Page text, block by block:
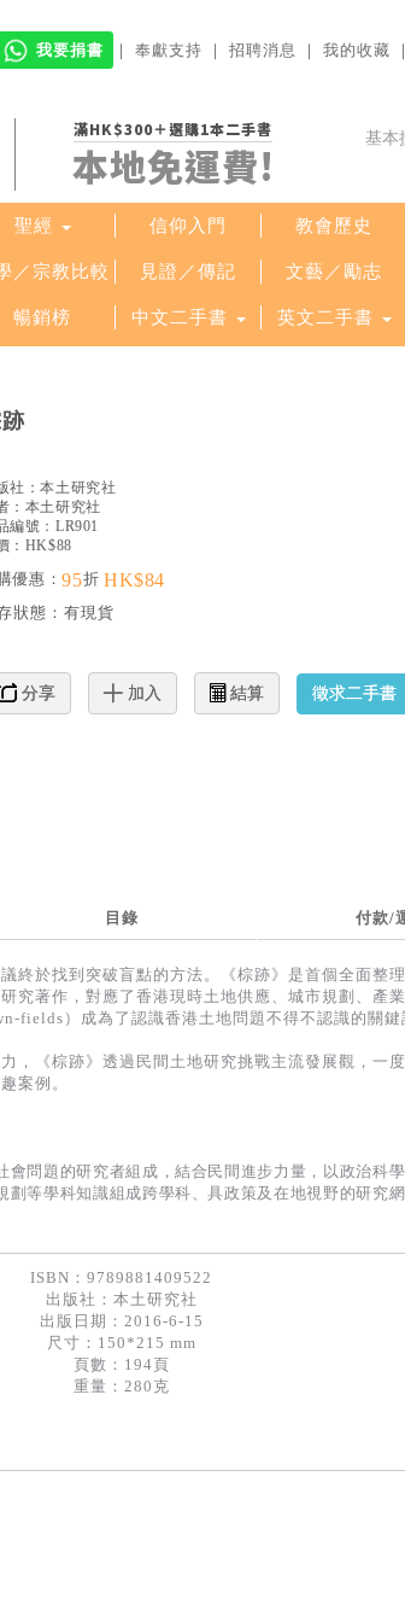
我要捐書 ｜ 奉獻支持 ｜ 招聘消息 ｜ 我的收藏
滿HK$300＋選購1本二手書
本地免運費!
基本
聖經 信仰入門 教會歷史
／宗教比較 見證／傳記 文藝／勵志
暢銷榜 中文二手書 英文二手書
社：本土研究社
： 本土研究社
編號： LR901
：HK$88
優惠：95折 HK$84
狀態： 有現貨
分享 加入 結算 徵求二手書
目錄 付款/
終於找到突破盲點的方法。《棕跡》是首個全面整理
究著作，對應了香港現時土地供應、城市規劃、產
fields）成為了認識香港土地問題不得不認識的關鍵
，《棕跡》透過民間土地研究挑戰主流發展觀，一
案例。
問題的研究者組成，結合民間進步力量，以政治科
等學科知識組成跨學科、具政策及在地視野的研究網
ISBN：9789881409522
出版社： 本土研究社
出版日期：2016-6-15
尺寸：150*215 mm
頁數：194頁
重量：280克